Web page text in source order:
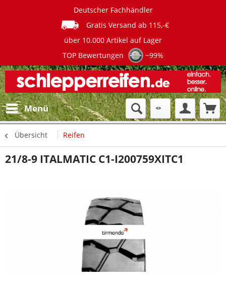
Deutscher Fachhändler
Gratis Versand ab 115,-€
über 10.000 Artikel auf Lager
TOP Bewertungen
~99%
Menü
Übersicht Reifen
21/8-9 ITALMATIC C1-I200759XITC1